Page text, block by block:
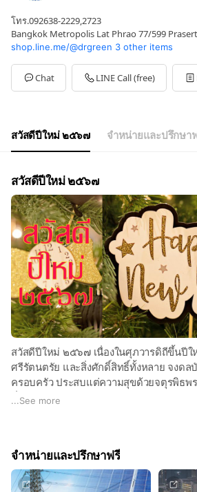
โทร.092638-2229,2723
Bangkok Metropolis Lat Phrao 77/599
shop.line.me/@drgreen 3 other items
Chat LINE Call (free)
สวัสดีปีใหม่ ๒๕๖๗ จำหน่ายและปรึกษา
สวัสดีปีใหม่ ๒๕๖๗
สวัสดีปีใหม่ ๒๕๖๗ เนื่องในศุภวารดิถีขึ้นปี
ศรีรัตนตรัย และสิ่งศักดิ์สิทธิ์ทั้งหลาย จงดล
ครอบครัว ประสบแต่ความสุขด้วยจตุรพิธ
ที่พึงปรารถนาทุกประการ
...See more
จำหน่ายและปรึกษาฟรี